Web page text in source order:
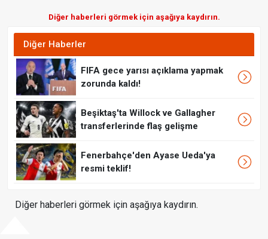
Diğer haberleri görmek için aşağıya kaydırın.
Diğer Haberler
FIFA gece yarısı açıklama yapmak
zorunda kaldı!
Beşiktaş'ta Willock ve Gallagher
transferlerinde flaş gelişme
Fenerbahçe'den Ayase Ueda'ya
resmi teklif!
Diğer haberleri görmek için aşağıya kaydırın.